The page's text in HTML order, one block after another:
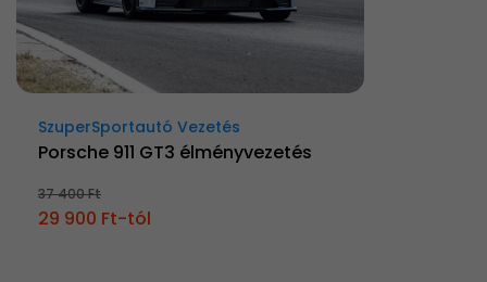
SzuperSportautó Vezetés
Porsche 911 GT3 élményvezetés
37 400 Ft
29 900 Ft-tól